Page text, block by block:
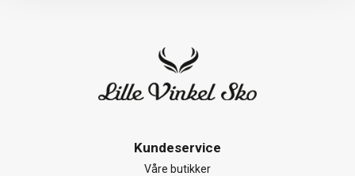
Kundeservice
Våre butikker